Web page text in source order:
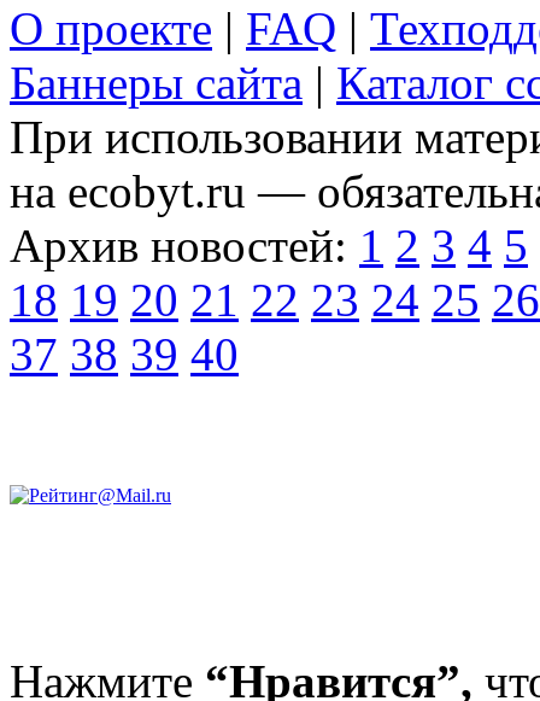
О проекте | FAQ |
Баннеры сайта | Каталог
При использовании
на ecobyt.ru —
Архив новостей: 1 2 3 4 5
18 19 20 21 22 23 24 25 26
37 38 39 40
Нажмите “Нравится”,